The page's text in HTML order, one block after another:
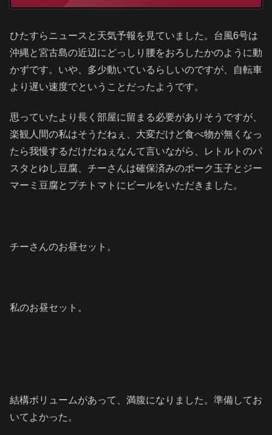
ひたすらニュースと天気予報を見ていました。台風6号は
沖縄と宮古島の近辺にどっしり腰をおろしたかのように動
かずです。いや、多少動いているらしいのですが、自転車
より遅い速度でということだったようです。
思っていたより長く部屋に留まる必要がありそうですが、
楽観人間の私はそうだねぇ、大変だけど食べ物が無くなっ
たら我慢するだけだねぇなんて言いながら、レトルトのパ
スタとゆし豆腐、チーさんは確保済みのポーク玉子とジー
マーミ豆腐とプチトマトにビールをいただきました。
チーさんのお昼セット。
私のお昼セット。
結構ボリュームがあって、満腹になりました。準備してお
いてよかった。